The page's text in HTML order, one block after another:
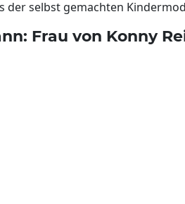
der selbst gemachten
Frau von Konny